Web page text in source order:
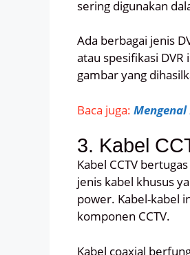
sering digunakan
Ada berbagai jenis
atau spesifikasi
gambar yang
Baca juga: Mengenal
3. Kabel
Kabel CCTV
jenis kabel khusus
power. Kabel-kabel
komponen CCTV.
Kabel coaxial